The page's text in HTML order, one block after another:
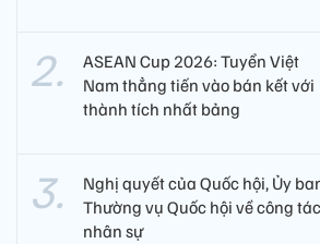
ASEAN Cup 2026: Tuyển Việt
Nam thẳng tiến vào bán kết với
thành tích nhất bảng
Nghị quyết của Quốc hội, Ủy
Thường vụ Quốc hội về công tác
nhân sự